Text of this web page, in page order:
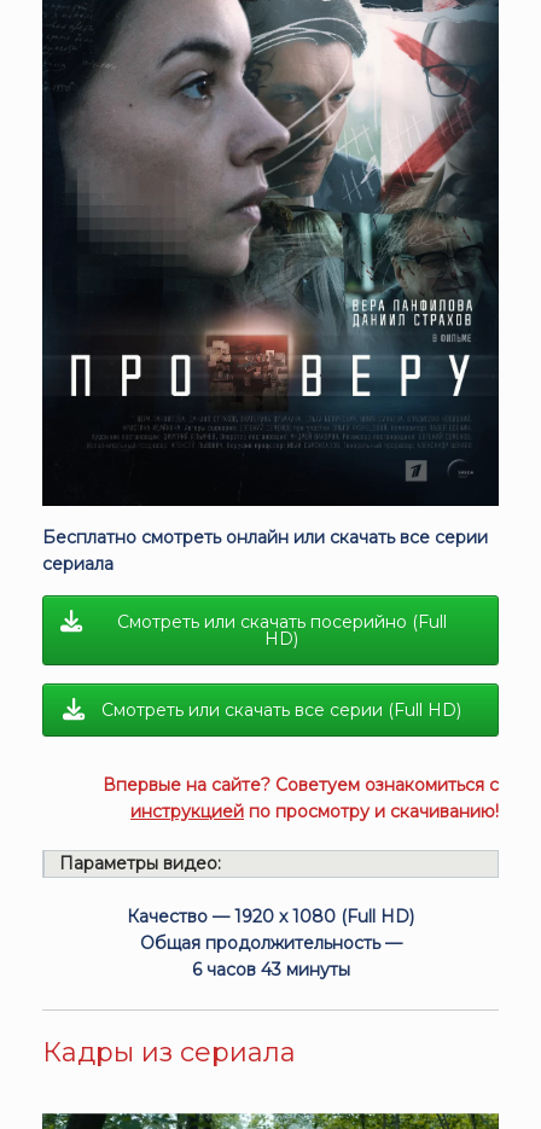
Бесплатно смотреть онлайн или скачать все серии
сериала
Смотреть или скачать посерийно (Full
HD)
Смотреть или скачать все серии (Full HD)
Впервые на сайте? Советуем ознакомиться с
инструкцией по просмотру и скачиванию!
Параметры видео:
Качество — 1920 x 1080 (Full HD)
Общая продолжительность —
6 часов 43 минуты
Кадры из сериала